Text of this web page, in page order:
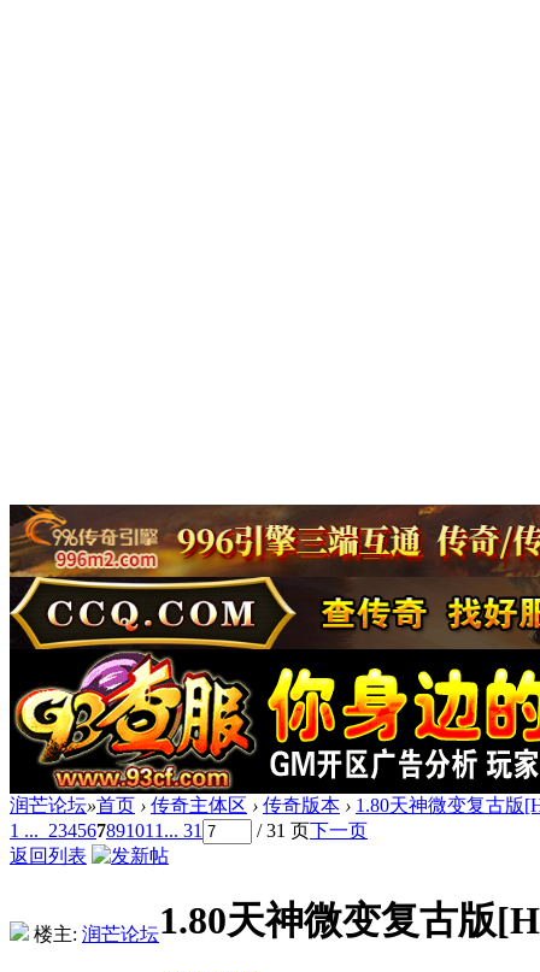
润芒论坛»首页 › 传奇主体区 › 传奇版本 › 1.80天神微变复古版
1 ... 234567891011 ... 31 / 31 页下一页
返回列表
楼主: 润芒论坛1.80天神微变复古版